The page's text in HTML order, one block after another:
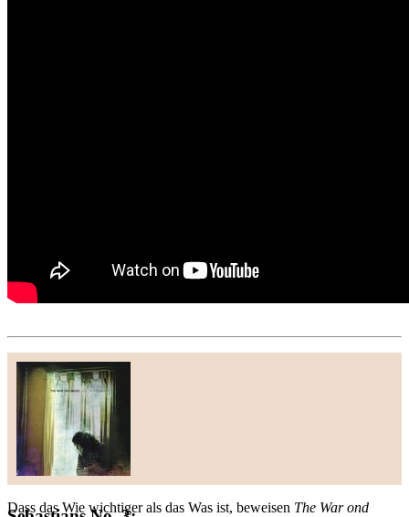
Dass das Wie wichtiger als das Was ist, beweisen The War ond